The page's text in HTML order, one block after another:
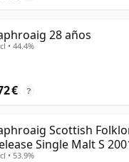
28 años
• 44.4%
€ ?
Scottish
Single Malt S
• 53.9%